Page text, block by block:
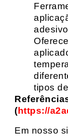
tipos
(https://
Em nosso